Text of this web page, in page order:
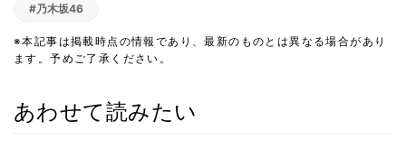
#乃木坂46
※本記事は掲載時点の情報であり、最新のものとは異なる場合があり
ます。予めご了承ください。
あわせて読みたい